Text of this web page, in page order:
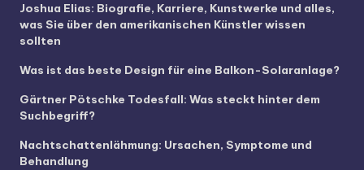
Joshua Elias: Biografie, Karriere, Kunstwerke und alles,
was Sie über den amerikanischen Künstler wissen
sollten
Was ist das beste Design für eine Balkon-Solaranlage?
Gärtner Pötschke Todesfall: Was steckt hinter dem
Suchbegriff?
Nachtschattenlähmung: Ursachen, Symptome und
Behandlung